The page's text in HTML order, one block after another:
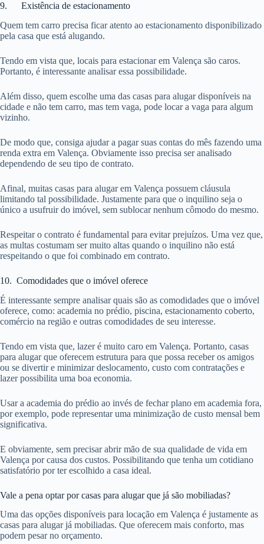
9. Existência de estacionamento
Quem tem carro precisa ficar atento ao estacionamento disponibilizado
pela casa que está alugando.
Tendo em vista que, locais para estacionar em Valença são caros.
Portanto, é interessante analisar essa possibilidade.
Além disso, quem escolhe uma das casas para alugar disponíveis na
cidade e não tem carro, mas tem vaga, pode locar a vaga para algum
vizinho.
De modo que, consiga ajudar a pagar suas contas do mês fazendo uma
renda extra em Valença. Obviamente isso precisa ser analisado
dependendo de seu tipo de contrato.
Afinal, muitas casas para alugar em Valença possuem cláusula
limitando tal possibilidade. Justamente para que o inquilino seja o
único a usufruir do imóvel, sem sublocar nenhum cômodo do mesmo.
Respeitar o contrato é fundamental para evitar prejuízos. Uma vez que,
as multas costumam ser muito altas quando o inquilino não está
respeitando o que foi combinado em contrato.
10. Comodidades que o imóvel oferece
É interessante sempre analisar quais são as comodidades que o imóvel
oferece, como: academia no prédio, piscina, estacionamento coberto,
comércio na região e outras comodidades de seu interesse.
Tendo em vista que, lazer é muito caro em Valença. Portanto, casas
para alugar que oferecem estrutura para que possa receber os amigos
ou se divertir e minimizar deslocamento, custo com contratações e
lazer possibilita uma boa economia.
Usar a academia do prédio ao invés de fechar plano em academia fora,
por exemplo, pode representar uma minimização de custo mensal bem
significativa.
E obviamente, sem precisar abrir mão de sua qualidade de vida em
Valença por causa dos custos. Possibilitando que tenha um cotidiano
satisfatório por ter escolhido a casa ideal.
Vale a pena optar por casas para alugar que já são mobiliadas?
Uma das opções disponíveis para locação em Valença é justamente as
casas para alugar já mobiliadas. Que oferecem mais conforto, mas
podem pesar no orçamento.